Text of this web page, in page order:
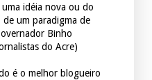
idéia nova ou do
um paradigma de
Binho
do Acre)
é o melhor blogueiro